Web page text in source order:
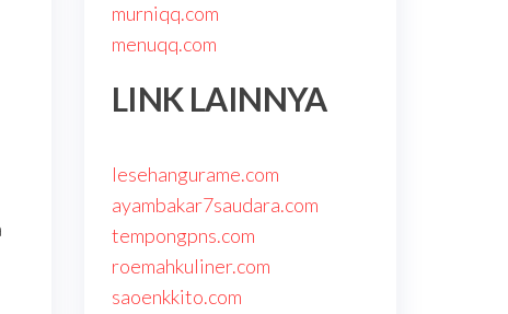
murniqq.com
menuqq.com
LINK LAINNYA
lesehangurame.com
ayambakar7saudara.com
tempongpns.com
roemahkuliner.com
saoenkkito.com